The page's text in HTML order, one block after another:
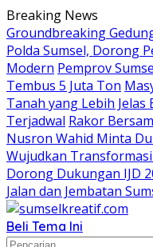
Langsung
ke
konten
Breaking News
Groundbreaking
Polda Sumsel, Dorong
Modern Pemprov
Tembus 5 Juta Ton
Tanah yang Lebih
Terjadwal Rakor
Nusron Wahid Minta
Wujudkan
Dorong Dukungan IJD
Jalan dan Jembatan
Beli Tema Ini